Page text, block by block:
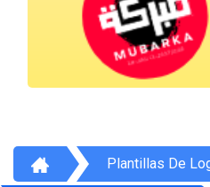
Plantillas De